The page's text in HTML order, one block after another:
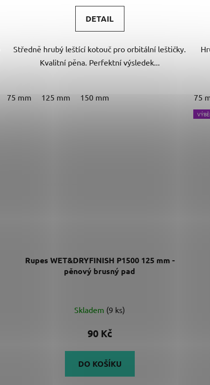
DETAIL
Středně hrubý leštící kotouč pro orbitální leštičky.
Kvalitní pěna. Perfektní výsledek...
75 mm 125 mm 150 mm 75
Rupes WET&DRYFINISH P1500 125 mm -
pěnový brusný pad
Skladem (9 ks)
90 Kč
DO KOŠÍKU